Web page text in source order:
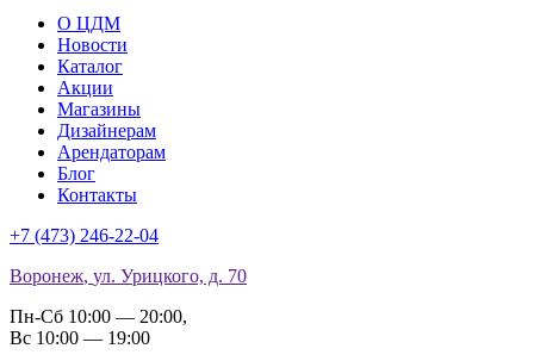
О ЦДМ
Новости
Каталог
Акции
Магазины
Дизайнерам
Арендаторам
Блог
Контакты
+7 (473) 246-22-04
Воронеж, ул. Урицкого, д. 70
Пн-Сб 10:00 — 20:00,
Вс 10:00 — 19:00